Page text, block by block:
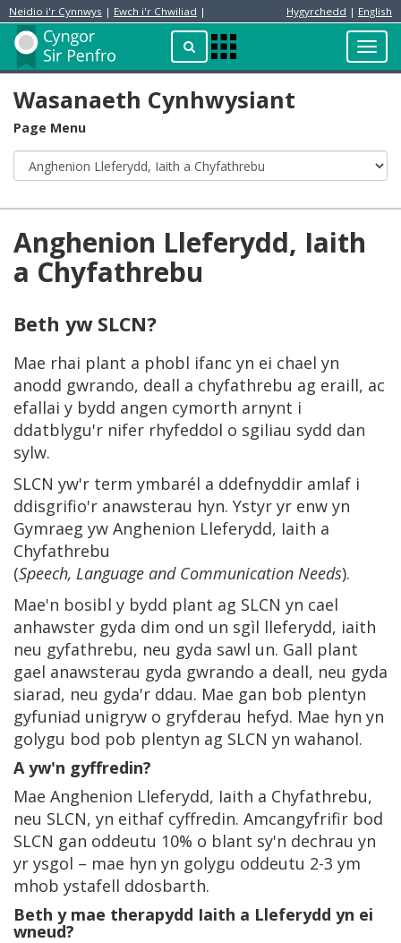
Neidio i'r Cynnwys | Ewch i'r Chwiliad | Hygyrchedd | English
ChwilioApps
Menu
Preswylydd
Wasanaeth Cynhwysiant
Page Menu
Anghenion Lleferydd, Iaith
a Chyfathrebu
Beth yw SLCN?
Mae rhai plant a phobl ifanc yn ei chael yn
anodd gwrando, deall a chyfathrebu ag eraill, ac
efallai y bydd angen cymorth arnynt i
ddatblygu'r nifer rhyfeddol o sgiliau sydd dan
sylw.
SLCN yw'r term ymbarél a ddefnyddir amlaf i
ddisgrifio'r anawsterau hyn. Ystyr yr enw yn
Gymraeg yw Anghenion Lleferydd, Iaith a
Chyfathrebu
(Speech, Language and Communication Needs).
Mae'n bosibl y bydd plant ag SLCN yn cael
anhawster gyda dim ond un sgìl lleferydd, iaith
neu gyfathrebu, neu gyda sawl un. Gall plant
gael anawsterau gyda gwrando a deall, neu gyda
siarad, neu gyda'r ddau. Mae gan bob plentyn
gyfuniad unigryw o gryfderau hefyd. Mae hyn yn
golygu bod pob plentyn ag SLCN yn wahanol.
A yw'n gyffredin?
Mae Anghenion Lleferydd, Iaith a Chyfathrebu,
neu SLCN, yn eithaf cyffredin. Amcangyfrifir bod
SLCN gan oddeutu 10% o blant sy'n dechrau yn
yr ysgol – mae hyn yn golygu oddeutu 2-3 ym
mhob ystafell ddosbarth.
Beth y mae therapydd Iaith a Lleferydd yn ei
wneud?